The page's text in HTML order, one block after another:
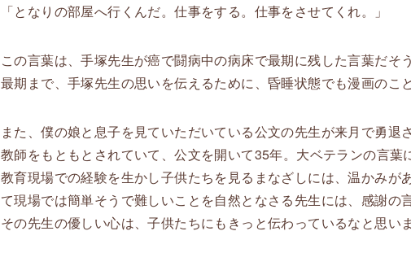
「となりの部屋へ行くんだ。仕事をする。仕事をさせてくれ。」
この言葉は、手塚先生が癌で闘病中の病床で最期に残した言葉だそ
最期まで、手塚先生の思いを伝えるために、昏睡状態でも漫画のこ
また、僕の娘と息子を見ていただいている公文の先生が来月で勇退
教師をもともとされていて、公文を開いて35年。大ベテランの言
教育現場での経験を生かし子供たちを見るまなざしには、温かみ
て現場では簡単そうで難しいことを自然となさる先生には、感謝の
その先生の優しい心は、子供たちにもきっと伝わっているなと思い